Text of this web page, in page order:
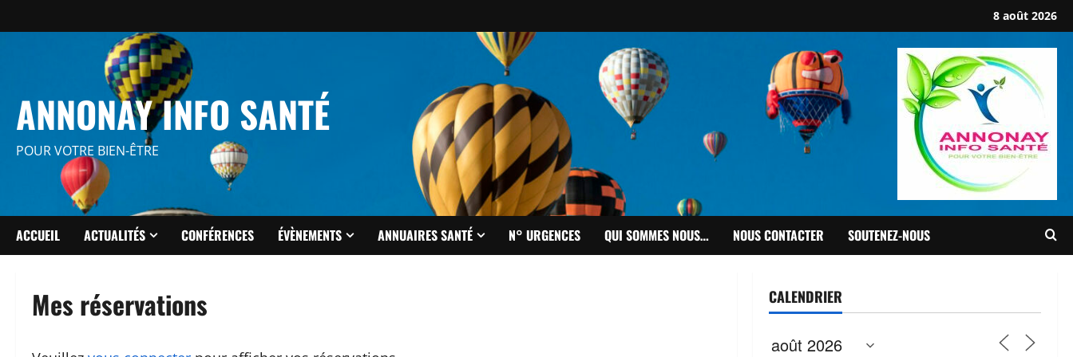
au
8 août 2026
ANNONAY INFO SANTÉ
POUR VOTRE BIEN-ÊTRE
ACCUEIL ACTUALITÉS CONFÉRENCES ÉVÈNEMENTS ANNUAIRES SANTÉ N° URGENCES QUI SOMMES NOUS… NOUS CONTACTER SOUTENEZ-NOUS
Mes réservations CALENDRIER